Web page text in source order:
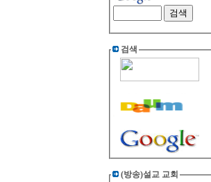
검색
(방송)설교 교회